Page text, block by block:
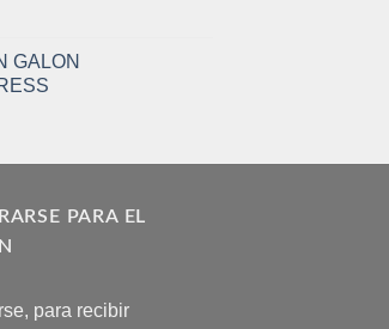
GALON
PARA EL
para recibir